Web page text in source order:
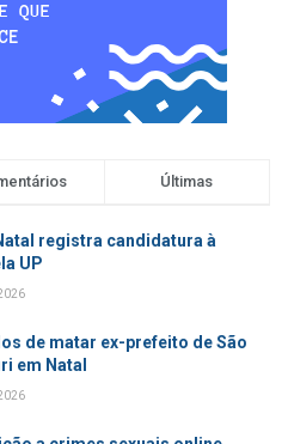
Últimas
registra candidatura à
UP
de matar ex-prefeito de São
em Natal